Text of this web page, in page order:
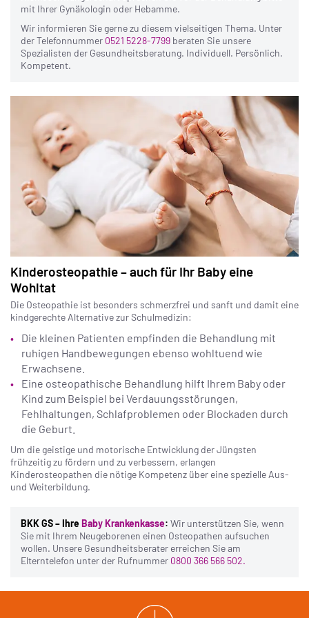
freiwillige Drehung zu verschaffen
Verspannungen durch das häufige Tragen und Stillen
mildern
mit Ihrer Gynäkologin oder Hebamme.
Wir informieren Sie gerne zu diesem vielseitigen Thema. Unter
der Telefonnummer 0521 5228-7799 beraten Sie unsere
Spezialisten der Gesundheitsberatung. Individuell. Persönlich.
Kompetent.
Kinderosteopathie – auch für Ihr Baby eine
Wohltat
Die Osteopathie ist besonders schmerzfrei und sanft und damit eine
kindgerechte Alternative zur Schulmedizin:
Die kleinen Patienten empfinden die Behandlung mit
ruhigen Handbewegungen ebenso wohltuend wie
Erwachsene.
Eine osteopathische Behandlung hilft Ihrem Baby oder
Kind zum Beispiel bei Verdauungsstörungen,
Fehlhaltungen, Schlafproblemen oder Blockaden durch
die Geburt.
Um die geistige und motorische Entwicklung der Jüngsten
frühzeitig zu fördern und zu verbessern, erlangen
Kinderosteopathen die nötige Kompetenz über eine spezielle Aus-
und Weiterbildung.
BKK GS – IhreBaby Krankenkasse: Wir unterstützen Sie, wenn
Sie mit Ihrem Neugeborenen einen Osteopathen aufsuchen
wollen. Unsere Gesundheitsberater erreichen Sie am
Elterntelefon unter der Rufnummer 0800 366 566 502.